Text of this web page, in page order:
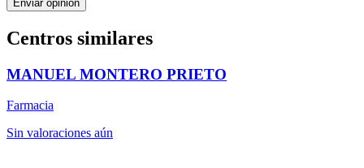
Enviar opinión
Centros similares
MANUEL MONTERO PRIETO
Farmacia
Sin valoraciones aún